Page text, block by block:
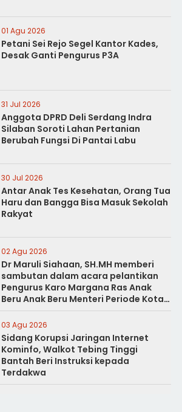
01 Agu 2026
Petani Sei Rejo Segel Kantor Kades,
Desak Ganti Pengurus P3A
31 Jul 2026
Anggota DPRD Deli Serdang Indra
Silaban Soroti Lahan Pertanian
Berubah Fungsi Di Pantai Labu
30 Jul 2026
Antar Anak Tes Kesehatan, Orang Tua
Haru dan Bangga Bisa Masuk Sekolah
Rakyat
02 Agu 2026
Dr Maruli Siahaan, SH.MH memberi
sambutan dalam acara pelantikan
Pengurus Karo Margana Ras Anak
Beru Anak Beru Menteri Periode Kota
Medan
03 Agu 2026
Sidang Korupsi Jaringan Internet
Kominfo, Walkot Tebing Tinggi
Bantah Beri Instruksi kepada
Terdakwa